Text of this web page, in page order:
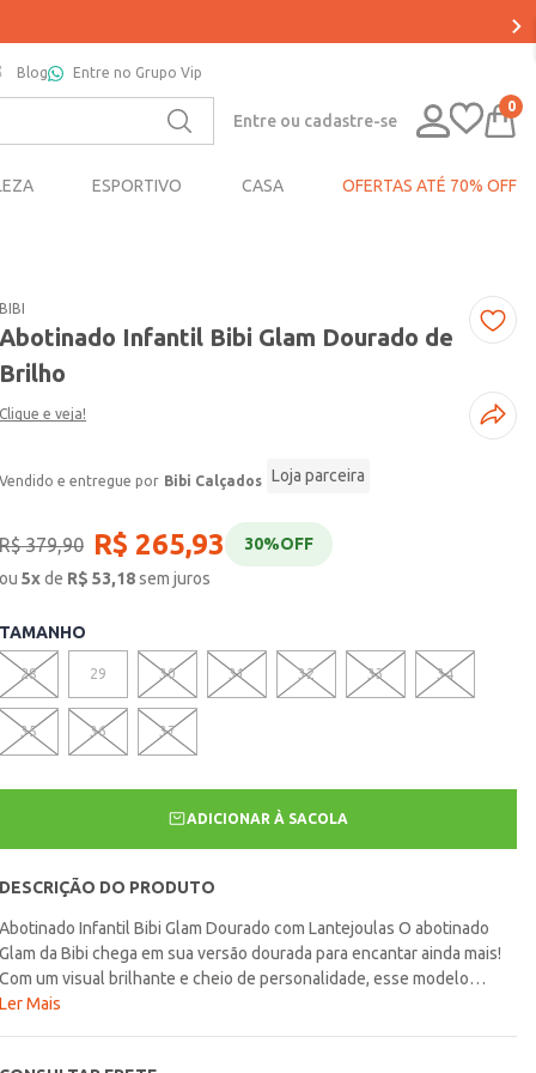
Blog Entre no Grupo Vip
Entre ou cadastre-se
0
ESPORTIVO CASA OFERTAS ATÉ 70% OFF
BIBI
Abotinado Infantil Bibi Glam Dourado de
Brilho
Clique e veja!
Bibi Calçados Loja parceira
R$ 379,90 R$ 265,93 30%OFF
ou5xde R$53,18sem juros
TAMANHO
28 29 30 31 32 33 34
35 36 37
ADICIONAR À SACOLA
DESCRIÇÃO DO PRODUTO
Abotinado Infantil Bibi Glam Dourado com Lantejoulas O abotinado
Glam da Bibi chega em sua versão dourada para encantar ainda mais!
Com um visual brilhante e cheio de personalidade, esse modelo
transforma qualquer look em um verdadeiro espetáculo. As
Ler Mais